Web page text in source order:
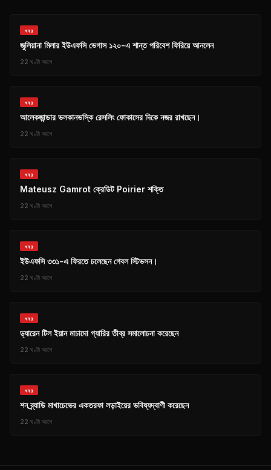
খবর
জুলিয়ানা মিলার ইউএফসি ভেগাস ১২০-এ শান্ত পরিবেশ ফিরিয়ে আনলেন
22 ঘণ্টা আগে
খবর
আলেকজান্ডার ভলকানভস্কি রেসলিং ফোকাসের দিকে নজর রাখছেন।
22 ঘণ্টা আগে
খবর
Mateusz Gamrot ক্রেডিট Poirier শক্তি
22 ঘণ্টা আগে
খবর
ইউএফসি ৩৩১-এ ফিরতে চলেছেন গেবল স্টিভসন।
22 ঘণ্টা আগে
খবর
ড্যারেন টিল ইয়ান মাচাদো গ্যারির তীব্র সমালোচনা করেছেন
22 ঘণ্টা আগে
খবর
শন ব্র্যাডি মাখাচেভের একতরফা লড়াইয়ের ভবিষ্যদ্বাণী করেছেন
22 ঘণ্টা আগে